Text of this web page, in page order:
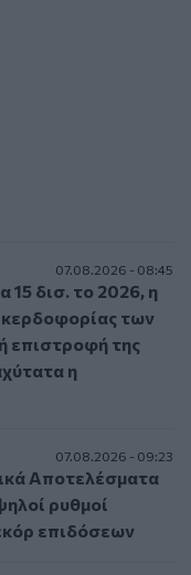
07.08.2026 - 08:45
15 δισ. το 2026, η
των
επιστροφή της
η
07.08.2026 - 09:23
Αποτελέσματα
ρυθμοί
επιδόσεων